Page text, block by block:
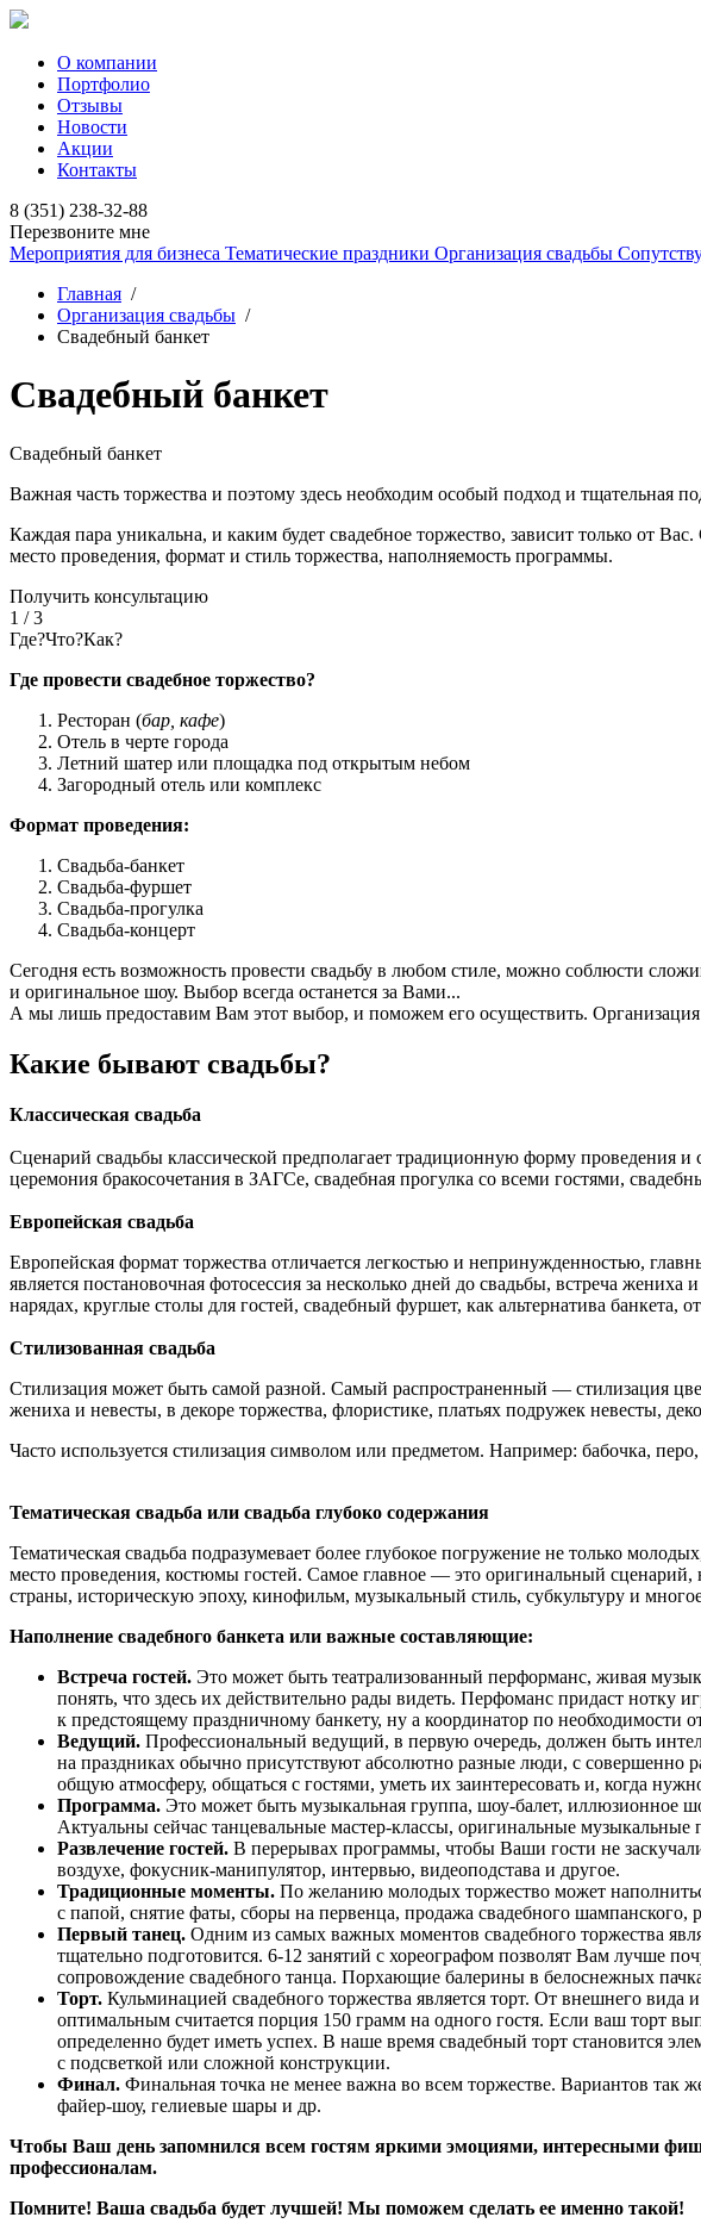
О компании
Портфолио
Отзывы
Новости
Акции
Контакты
8 (351) 238-32-88
Перезвоните мне
Мероприятия для бизнеса Тематические праздники Организация свадьбы
Главная /
Организация свадьбы /
Свадебный банкет
Свадебный банкет
Свадебный банкет
Важная часть торжества и поэтому здесь необходим особый подход и тщательная
Каждая пара уникальна, и каким будет свадебное торжество, зависит только от
место проведения, формат и стиль торжества, наполняемость программы.
Получить консультацию
1 /3
Где?Что?Как?
Где провести свадебное торжество?
Ресторан (бар, кафе)
Отель в черте города
Летний шатер или площадка под открытым небом
Загородный отель или комплекс
Формат проведения:
Свадьба-банкет
Свадьба-фуршет
Свадьба-прогулка
Свадьба-концерт
Сегодня есть возможность провести свадьбу в любом стиле, можно соблюсти
и оригинальное шоу. Выбор всегда останется за Вами...
А мы лишь предоставим Вам этот выбор, и поможем его осуществить.
Какие бывают свадьбы?
Классическая свадьба
Сценарий свадьбы классической предполагает традиционную форму проведения
церемония бракосочетания в ЗАГСе, свадебная прогулка со всеми гостями,
Европейская свадьба
Европейская формат торжества отличается легкостью и непринужденностью,
является постановочная фотосессия за несколько дней до свадьбы, встреча
нарядах, круглые столы для гостей, свадебный фуршет, как альтернатива банкета,
Стилизованная свадьба
Стилизация может быть самой разной. Самый распространенный — стилизация
жениха и невесты, в декоре торжества, флористике, платьях подружек невесты,
Часто используется стилизация символом или предметом. Например: бабочка,
Тематическая свадьба или свадьба глубоко содержания
Тематическая свадьба подразумевает более глубокое погружение не только
место проведения, костюмы гостей. Самое главное — это оригинальный
страны, историческую эпоху, кинофильм, музыкальный стиль, субкультуру и
Наполнение свадебного банкета или важные составляющие:
Встреча гостей. Это может быть театрализованный перформанс, живая
понять, что здесь их действительно рады видеть. Перфоманс придаст нотку
к предстоящему праздничному банкету, ну а координатор по необходимости
Ведущий. Профессиональный ведущий, в первую очередь, должен быть
на праздниках обычно присутствуют абсолютно разные люди, с совершенно
общую атмосферу, общаться с гостями, уметь их заинтересовать и, когда
Программа. Это может быть музыкальная группа, шоу-балет, иллюзионное
Актуальны сейчас танцевальные мастер-классы, оригинальные
Развлечение гостей. В перерывах программы, чтобы Ваши гости не
воздухе, фокусник-манипулятор, интервью, видеоподстава и другое.
Традиционные моменты. По желанию молодых торжество может
с папой, снятие фаты, сборы на первенца, продажа свадебного
Первый танец. Одним из самых важных моментов свадебного торжества
тщательно подготовится. 6-12 занятий с хореографом позволят Вам лучше
сопровождение свадебного танца. Порхающие балерины в белоснежных
Торт. Кульминацией свадебного торжества является торт. От внешнего вида
оптимальным считается порция 150 грамм на одного гостя. Если ваш торт
определенно будет иметь успех. В наше время свадебный торт становится
с подсветкой или сложной конструкции.
Финал. Финальная точка не менее важна во всем торжестве. Вариантов так
файер-шоу, гелиевые шары и др.
Чтобы Ваш день запомнился всем гостям яркими эмоциями, интересными
профессионалам.
Помните! Ваша свадьба будет лучшей! Мы поможем сделать ее именно такой!